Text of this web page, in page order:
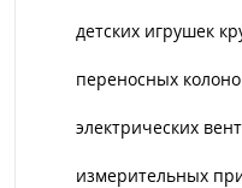
детских игрушек
переносных
электрических
измерительных